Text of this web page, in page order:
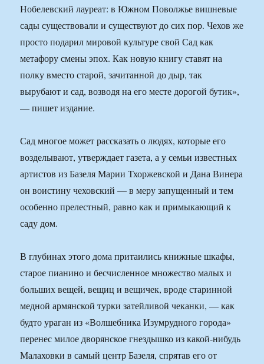
Нобелевский лауреат: в Южном Поволжье вишневые
сады существовали и существуют до сих пор. Чехов же
просто подарил мировой культуре свой Сад как
метафору смены эпох. Как новую книгу ставят на
полку вместо старой, зачитанной до дыр, так
вырубают и сад, возводя на его месте дорогой бутик»,
— пишет издание.
Сад многое может рассказать о людях, которые его
возделывают, утверждает газета, а у семьи известных
артистов из Базеля Марии Тхоржевской и Дана Винера
он воистину чеховский — в меру запущенный и тем
особенно прелестный, равно как и примыкающий к
саду дом.
В глубинах этого дома притаились книжные шкафы,
старое пианино и бесчисленное множество малых и
больших вещей, вещиц и вещичек, вроде старинной
медной армянской турки затейливой чеканки, — как
будто ураган из «Волшебника Изумрудного города»
перенес милое дворянское гнездышко из какой-нибудь
Малаховки в самый центр Базеля, спрятав его от